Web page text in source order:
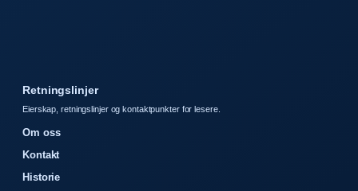
Retningslinjer
Eierskap, retningslinjer og kontaktpunkter for lesere.
Om oss
Kontakt
Historie